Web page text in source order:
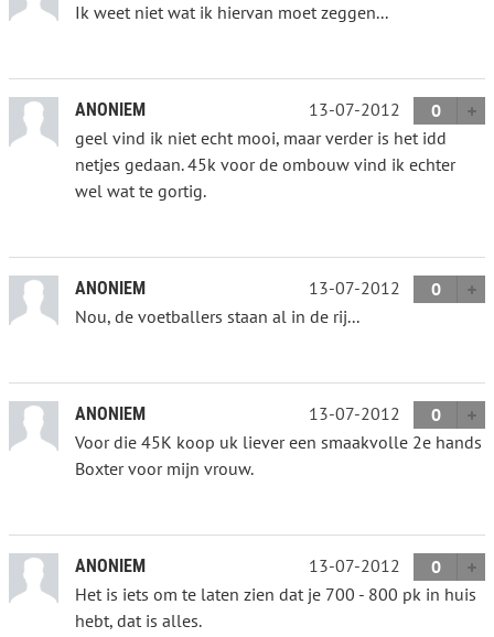
Ik weet niet wat ik hiervan moet zeggen...
ANONIEM 13-07-2012
0
geel vind ik niet echt mooi, maar verder is het idd
netjes gedaan. 45k voor de ombouw vind ik echter
wel wat te gortig.
ANONIEM 13-07-2012
0
Nou, de voetballers staan al in de rij...
ANONIEM 13-07-2012
0
Voor die 45K koop uk liever een smaakvolle 2e hands
Boxter voor mijn vrouw.
ANONIEM 13-07-2012
0
Het is iets om te laten zien dat je 700 - 800 pk in huis
hebt, dat is alles.